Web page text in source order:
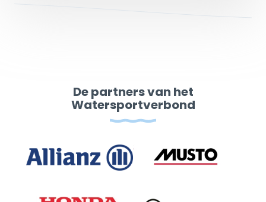
De partners van het
Watersportverbond